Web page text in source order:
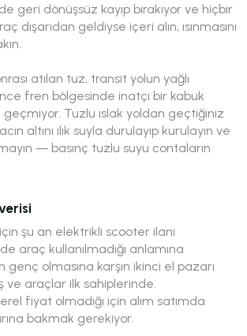
geri dönüşsüz kayıp bırakıyor ve hiçbir
dışarıdan geldiyse içeri alın, ısınmasını
atılan tuz, transit yolun yağlı
fren bölgesinde inatçı bir kabuk
geçmiyor. Tuzlu ıslak yoldan geçtiğiniz
altını ılık suyla durulayıp kurulayın ve
— basınç tuzlu suyu contaların
şu an elektrikli scooter ilanı
araç kullanılmadığı anlamına
olmasına karşın ikinci el pazarı
ve araçlar ilk sahiplerinde.
fiyat olmadığı için alım satımda
bakmak gerekiyor.